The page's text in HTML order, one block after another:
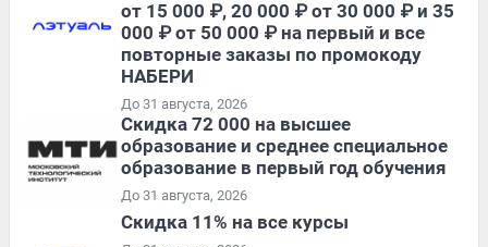
от 15 000 ₽, 20 000 ₽ от 30 000 ₽ и 35
000 ₽ от 50 000 ₽ на первый и все
повторные заказы по промокоду
НАБЕРИ
До 31 августа, 2026
Скидка 72 000 на высшее
образование и среднее специальное
образование в первый год обучения
До 31 августа, 2026
Скидка 11% на все курсы